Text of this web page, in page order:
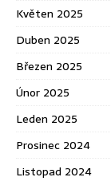
Květen 2025
Duben 2025
Březen 2025
Únor 2025
Leden 2025
Prosinec 2024
Listopad 2024